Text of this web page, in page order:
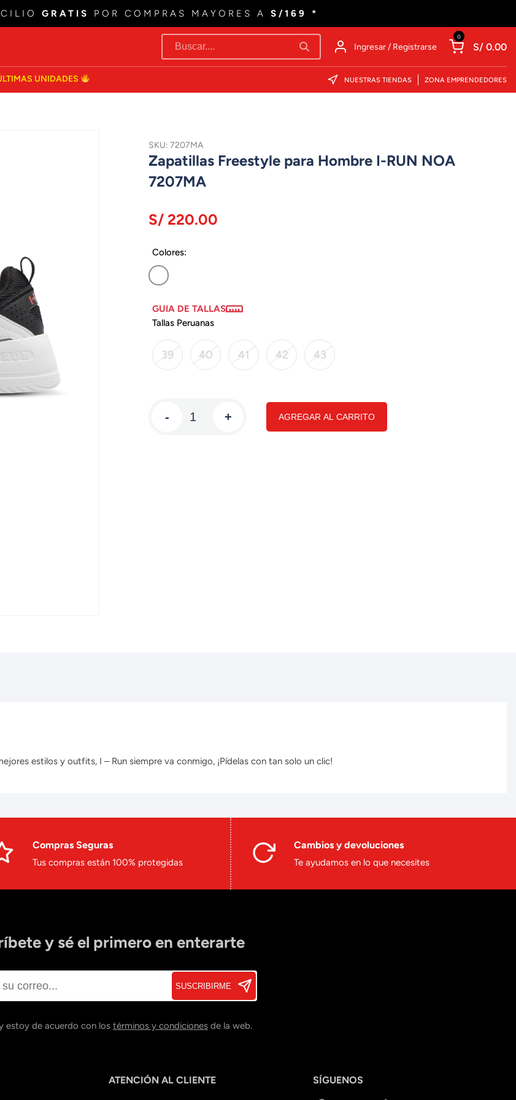
GRATIS POR COMPRAS MAYORES A S/169 *
Ingresar / Registrarse
0
S/ 0.00
UNIDADES NUESTRAS TIENDAS ZONA EMPRENDEDORES
SKU: 7207MA
Zapatillas Freestyle para Hombre I-RUN NOA
7207MA
S/ 220.00
Colores:
GUIA DE TALLAS
Tallas Peruanas
39 40 41 42 43
- + AGREGAR AL CARRITO
estilos y outfits, I – Run siempre va conmigo, ¡Pídelas con tan solo un clic!
Compras Seguras
Tus compras están 100% protegidas
Cambios y devoluciones
Te ayudamos en lo que necesites
y sé el primero en enterarte
SUSCRIBIRME
estoy de acuerdo con los términos y condiciones de la web.
ATENCIÓN AL CLIENTE SÍGUENOS